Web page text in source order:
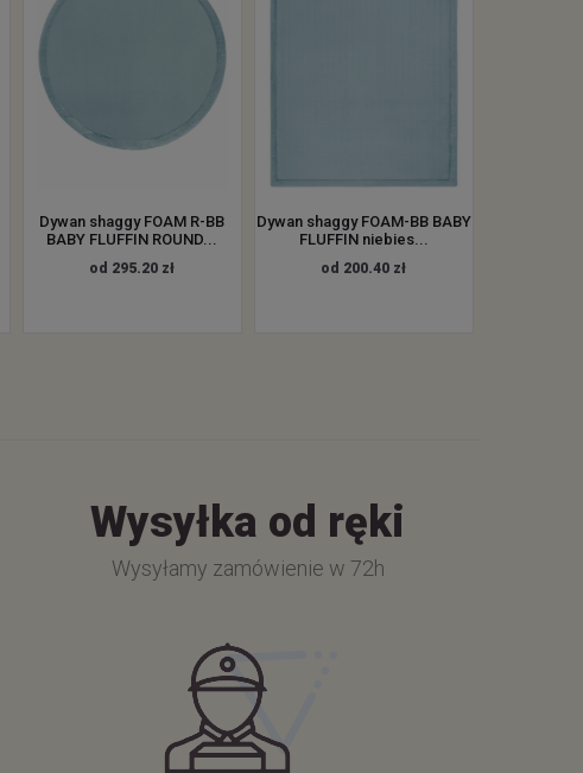
Dywan shaggy FOAM R-BB
BABY FLUFFIN ROUND...
od 295.20 zł
Dywan shaggy FOAM-BB BABY
FLUFFIN niebies...
od 200.40 zł
Wysyłka od ręki
Wysyłamy zamówienie w 72h